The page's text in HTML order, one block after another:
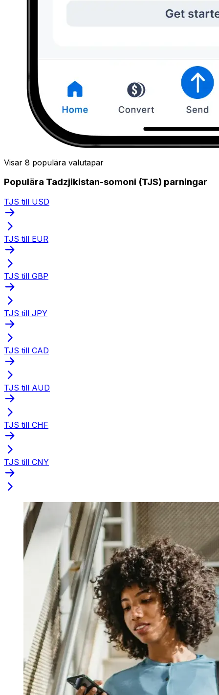
Visar 8 populära valutapar
Populära Tadzjikistan-somoni (TJS) parningar
TJS till USD
TJS till EUR
TJS till GBP
TJS till JPY
TJS till CAD
TJS till AUD
TJS till CHF
TJS till CNY